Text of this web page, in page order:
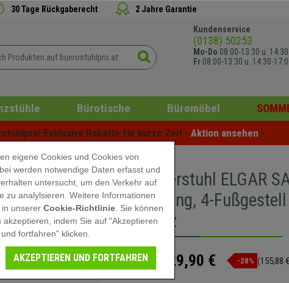
30 Tage Rückgaberecht 2 Jahre Garantie
Kundenservice
(0138) 50253
Mo-Do 08:00-13:30 u.
Fr 08:00-13:30 u. 14:30-
Bürotische Büromöbel
Exklusive Rabatte für kurze Zeit - Aktion ansehen -
Besucherstuhl ELGAR
Polsterung, 4-
Schwarz
179,90 € 129,90 € -28% (155,88
eigene Cookies und Cookies von
werden notwendige Daten erfasst und
untersucht, um den Verkehr auf
zu analylsieren. Weitere Informationen
unserer Cookie-Richtlinie. Sie können
akzeptieren, indem Sie auf "Akzeptieren
und fortfahren" klicken.
AKZEPTIEREN UND FORTFAHREN